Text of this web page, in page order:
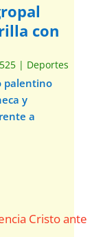
con
| Deportes
palentino
y
a